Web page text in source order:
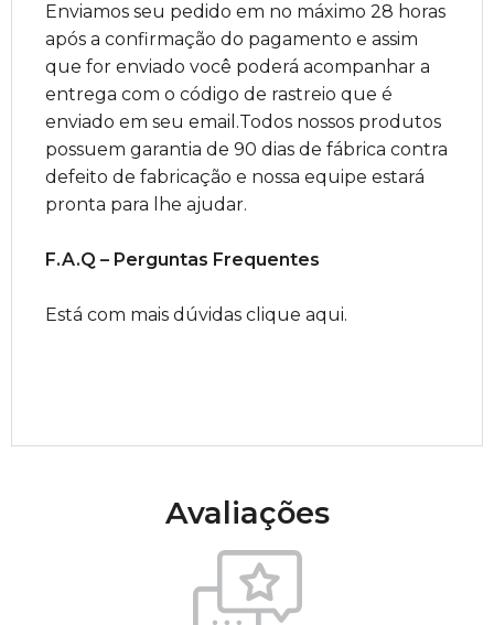
Enviamos seu pedido em no máximo 28 horas
após a confirmação do pagamento e assim
que for enviado você poderá acompanhar a
entrega com o código de rastreio que é
enviado em seu email.Todos nossos produtos
possuem garantia de 90 dias de fábrica contra
defeito de fabricação e nossa equipe estará
pronta para lhe ajudar.
F.A.Q – Perguntas Frequentes
Está com mais dúvidas clique aqui.
Avaliações